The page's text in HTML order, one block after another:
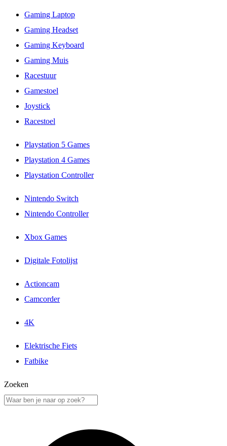
Gaming Laptop
Gaming Headset
Gaming Keyboard
Gaming Muis
Racestuur
Gamestoel
Joystick
Racestoel
Playstation 5 Games
Playstation 4 Games
Playstation Controller
Nintendo Switch
Nintendo Controller
Xbox Games
Digitale Fotolijst
Actioncam
Camcorder
4K
Elektrische Fiets
Fatbike
Zoeken